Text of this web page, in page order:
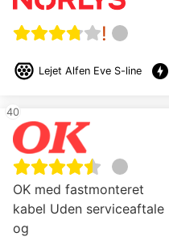
!
Lejet Alfen Eve S-line offline_bolt
40
OK med fastmonteret
kabel Uden serviceaftale
og